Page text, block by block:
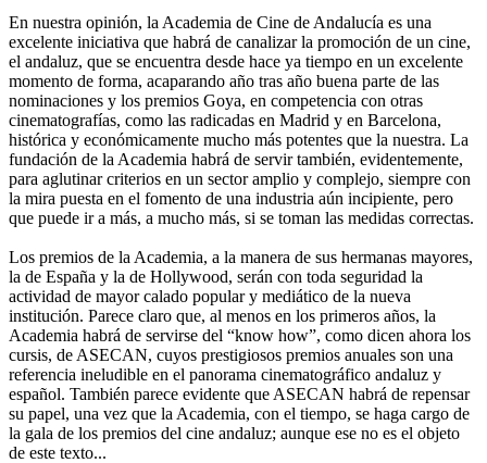
En nuestra opinión, la Academia de Cine de Andalucía es una
excelente iniciativa que habrá de canalizar la promoción de un cine,
el andaluz, que se encuentra desde hace ya tiempo en un excelente
momento de forma, acaparando año tras año buena parte de las
nominaciones y los premios Goya, en competencia con otras
cinematografías, como las radicadas en Madrid y en Barcelona,
histórica y económicamente mucho más potentes que la nuestra. La
fundación de la Academia habrá de servir también, evidentemente,
para aglutinar criterios en un sector amplio y complejo, siempre con
la mira puesta en el fomento de una industria aún incipiente, pero
que puede ir a más, a mucho más, si se toman las medidas correctas.
Los premios de la Academia, a la manera de sus hermanas mayores,
la de España y la de Hollywood, serán con toda seguridad la
actividad de mayor calado popular y mediático de la nueva
institución. Parece claro que, al menos en los primeros años, la
Academia habrá de servirse del “know how”, como dicen ahora los
cursis, de ASECAN, cuyos prestigiosos premios anuales son una
referencia ineludible en el panorama cinematográfico andaluz y
español. También parece evidente que ASECAN habrá de repensar
su papel, una vez que la Academia, con el tiempo, se haga cargo de
la gala de los premios del cine andaluz; aunque ese no es el objeto
de este texto...